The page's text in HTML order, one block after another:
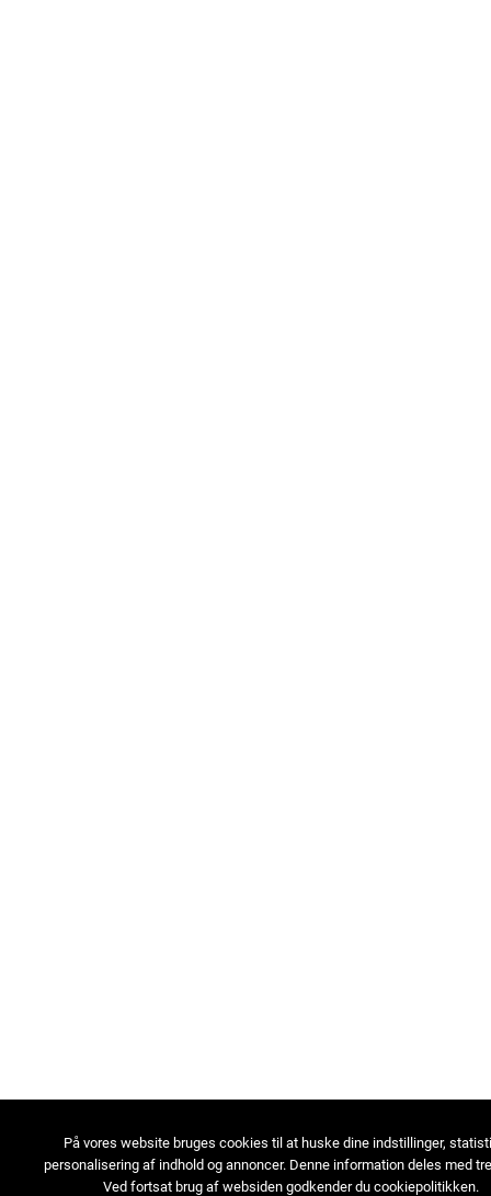
På vores website bruges cookies til at huske dine indstillinger,
personalisering af indhold og annoncer. Denne information deles med
Ved fortsat brug af websiden godkender du cookiepolitikken.